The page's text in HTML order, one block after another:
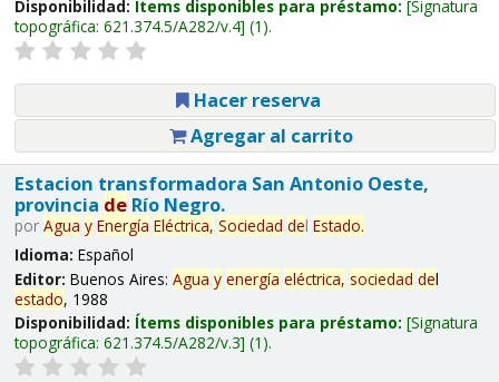
Disponibilidad: Ítems disponibles para préstamo: Signatura
topográfica: 621.374.5/A282/v.4 (1).
Hacer reserva
Agregar al carrito
Estacion transformadora San Antonio Oeste,
provincia deRío Negro.
por Agua y Energía Eléctrica, Sociedad del Estado.
Idioma: Español
Editor: Buenos Aires: Agua y energía eléctrica, sociedad del
estado, 1988
Disponibilidad: Ítems disponibles para préstamo: Signatura
topográfica: 621.374.5/A282/v.3 (1).